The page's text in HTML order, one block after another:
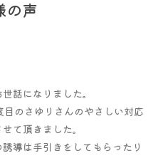
の声
話になりました。
のさゆりさんのやさしい対応
て頂きました。
導は手引きをしてもらったり